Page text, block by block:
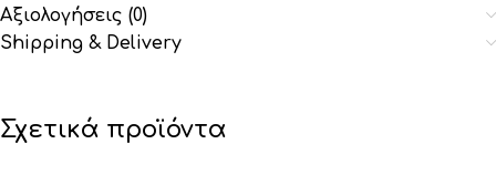
Αξιολογήσεις (0)
Shipping & Delivery
Σχετικά προϊόντα